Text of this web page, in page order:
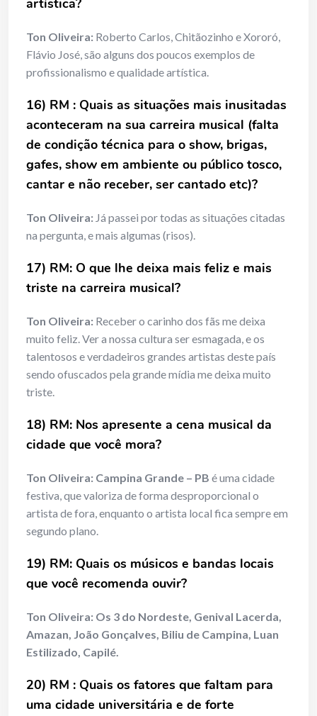
artística?
Ton Oliveira: Roberto Carlos, Chitãozinho e Xororó,
Flávio José, são alguns dos poucos exemplos de
profissionalismo e qualidade artística.
16) RM : Quais as situações mais inusitadas
aconteceram na sua carreira musical (falta
de condição técnica para o show, brigas,
gafes, show em ambiente ou público tosco,
cantar e não receber, ser cantado etc)?
Ton Oliveira: Já passei por todas as situações citadas
na pergunta, e mais algumas (risos).
17) RM: O que lhe deixa mais feliz e mais
triste na carreira musical?
Ton Oliveira: Receber o carinho dos fãs me deixa
muito feliz. Ver a nossa cultura ser esmagada, e os
talentosos e verdadeiros grandes artistas deste país
sendo ofuscados pela grande mídia me deixa muito
triste.
18) RM: Nos apresente a cena musical da
cidade que você mora?
Ton Oliveira: Campina Grande – PB é uma cidade
festiva, que valoriza de forma desproporcional o
artista de fora, enquanto o artista local fica sempre em
segundo plano.
19) RM: Quais os músicos e bandas locais
que você recomenda ouvir?
Ton Oliveira: Os 3 do Nordeste, Genival Lacerda,
Amazan, João Gonçalves, Biliu de Campina, Luan
Estilizado, Capilé.
20) RM : Quais os fatores que faltam para
uma cidade universitária e de forte